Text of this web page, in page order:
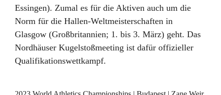
Essingen). Zumal es für die Aktiven auch um die
Norm für die Hallen-Weltmeisterschaften in
Glasgow (Großbritannien; 1. bis 3. März) geht. Das
Nordhäuser Kugelstoßmeeting ist dafür offizieller
Qualifikationswettkampf.